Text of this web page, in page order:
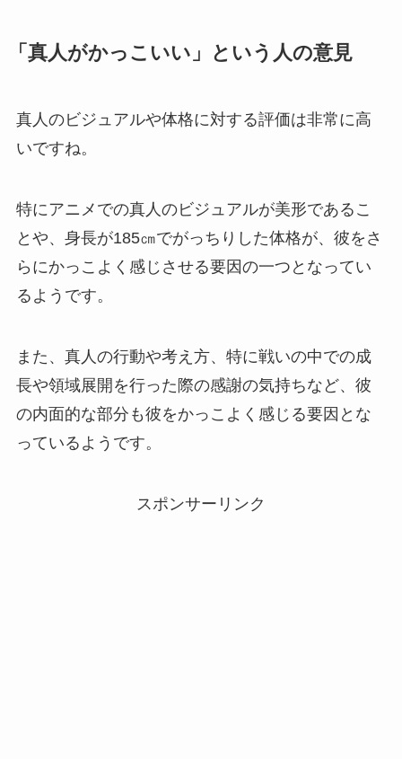
「真人がかっこいい」という人の意見
真人のビジュアルや体格に対する評価は非常に高
いですね。
特にアニメでの真人のビジュアルが美形であるこ
とや、身長が185㎝でがっちりした体格が、彼をさ
らにかっこよく感じさせる要因の一つとなってい
るようです。
また、 真人の行動や考え方、特に戦いの中での成
長や領域展開を行った際の感謝の気持ちなど、彼
の内面的な部分も彼をかっこよく感じる要因とな
っているようです。
スポンサーリンク